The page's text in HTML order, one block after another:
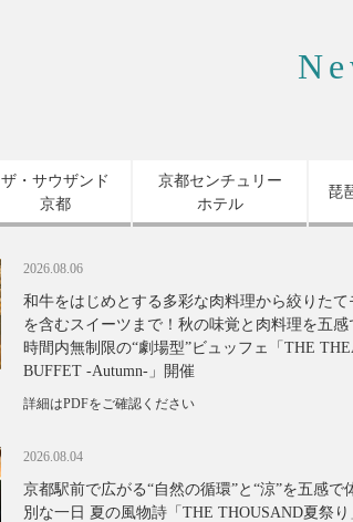
ザ・サウザンド
京都
京都センチュリー
ホテル
琵
2026.08.06
和牛をはじめとする多彩な肉料理から絞りたて
を含むスイーツまで！秋の味覚と肉料理を五感
時間内無制限の“劇場型”ビュッフェ「THE
BUFFET -Autumn-」開催
詳細はPDFをご確認ください
2026.08.04
京都駅前で広がる“自然の循環”と“涼”を五感で
別な一日 夏の風物詩「THE THOUSAND夏祭り